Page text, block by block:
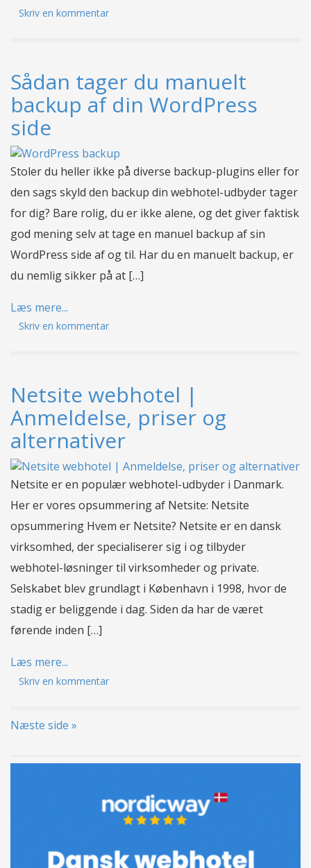
Skriv en kommentar
Sådan tager du manuelt
backup af din WordPress
side
Stoler du heller ikke på diverse backup-plugins eller for
den sags skyld den backup din webhotel-udbyder tager
for dig? Bare rolig, du er ikke alene, og det giver faktisk
god mening selv at tage en manuel backup af sin
WordPress side af og til. Har du en manuelt backup, er
du nemlig sikker på at […]
Læs mere...
Skriv en kommentar
Netsite webhotel |
Anmeldelse, priser og
alternativer
Netsite er en populær webhotel-udbyder i Danmark.
Her er vores opsummering af Netsite: Netsite
opsummering Hvem er Netsite? Netsite er en dansk
virksomhed, der specialiserer sig i og tilbyder
webhotel-løsninger til virksomheder og private.
Selskabet blev grundlagt i København i 1998, hvor de
stadig er beliggende i dag. Siden da har de været
førende inden […]
Læs mere...
Skriv en kommentar
Næste side »